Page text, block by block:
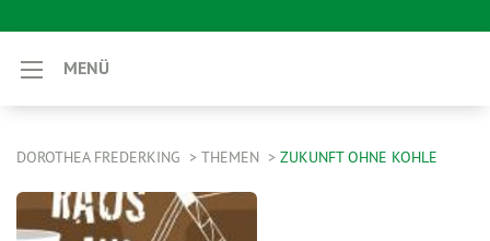
MENÜ
DOROTHEA FREDERKING THEMEN ZUKUNFT OHNE KOHLE